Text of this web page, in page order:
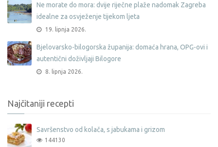
Ne morate do mora: dvije riječne plaže nadomak Zagreba
idealne za osvježenje tijekom ljeta
19. lipnja 2026.
Bjelovarsko-bilogorska županija: domaća hrana, OPG-ovi i
autentični doživljaji Bilogore
8. lipnja 2026.
Najčitaniji recepti
Savršenstvo od kolača, s jabukama i grizom
144130